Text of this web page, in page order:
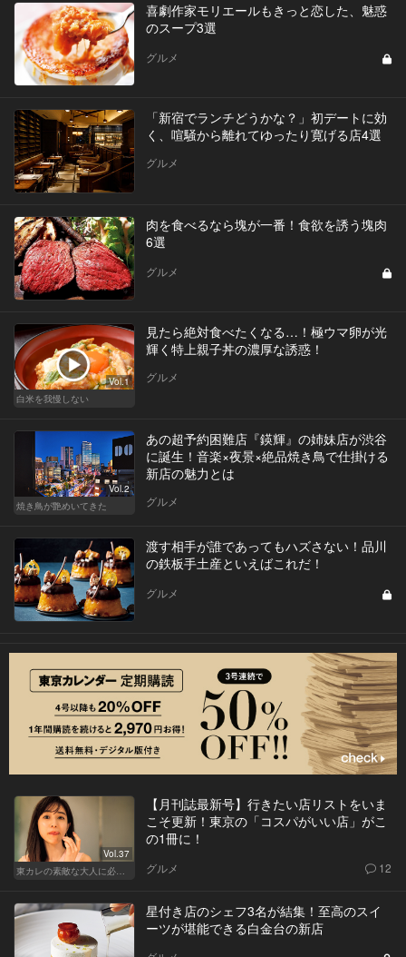
喜劇作家モリエールもきっと恋した、魅惑
のスープ3選
グルメ
「新宿でランチどうかな？」初デートに効
く、喧騒から離れてゆったり寛げる店4選
グルメ
肉を食べるなら塊が一番！食欲を誘う塊肉
6選
グルメ
Vol.1
白米を我慢しない
見たら絶対食べたくなる…！極ウマ卵が光
輝く特上親子丼の濃厚な誘惑！
グルメ
Vol.2
焼き鳥が艶めいてきた
あの超予約困難店『鍈輝』の姉妹店が渋谷
に誕生！音楽×夜景×絶品焼き鳥で仕掛ける
新店の魅力とは
グルメ
渡す相手が誰であってもハズさない！品川
の鉄板手土産といえばこれだ！
グルメ
Vol.37
東カレの素敵な大人に必要なこと
【月刊誌最新号】行きたい店リストをいま
こそ更新！東京の「コスパがいい店」がこ
の1冊に！
グルメ 12
星付き店のシェフ3名が結集！至高のスイ
ーツが堪能できる白金台の新店